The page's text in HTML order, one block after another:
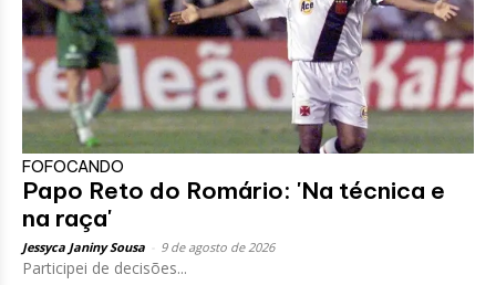
FOFOCANDO
Papo Reto do Romário: 'Na técnica e
na raça'
Jessyca Janiny Sousa 9 de agosto de 2026
Participei de decisões...